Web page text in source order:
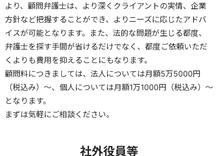
より、顧問弁護士は、より深くクライアントの実情、企業
方針など把握することができ、よりニーズに応じたアドバ
イスが可能となります。また、法的な問題が生じる都度、
弁護士を探す手間が省けるだけでなく、都度ご依頼いただ
くよりも費用を抑えることにもなります。
顧問料につきましては、法人については月額5万5000円
（税込み）〜、個人については月額1万1000円（税込み）〜
となります。
まずは気軽にご相談ください。
社外役員等